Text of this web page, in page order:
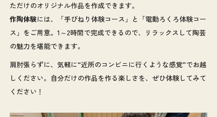
ただけのオリジナル作品を作成できます。
作陶体験には、「手びねり体験コース」と「電動ろくろ体験コー
ス」をご用意。1～2時間で完成できるので、リラックスして陶芸
の魅力を堪能できます。
肩肘張らずに、気軽に“近所のコンビニに行くような感覚”でお越
しください。自分だけの作品を作る楽しさを、ぜひ体験してみて
ください！